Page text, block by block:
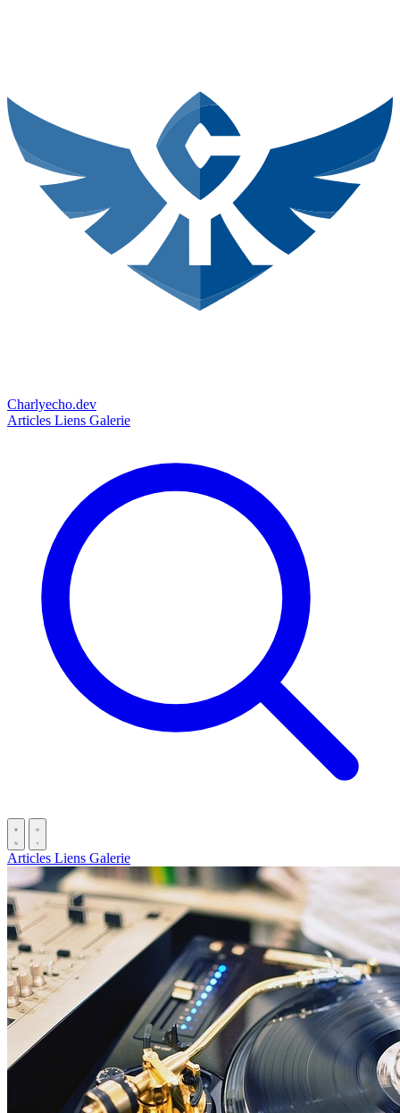
Charlyecho.dev
Articles Liens Galerie
Articles Liens Galerie